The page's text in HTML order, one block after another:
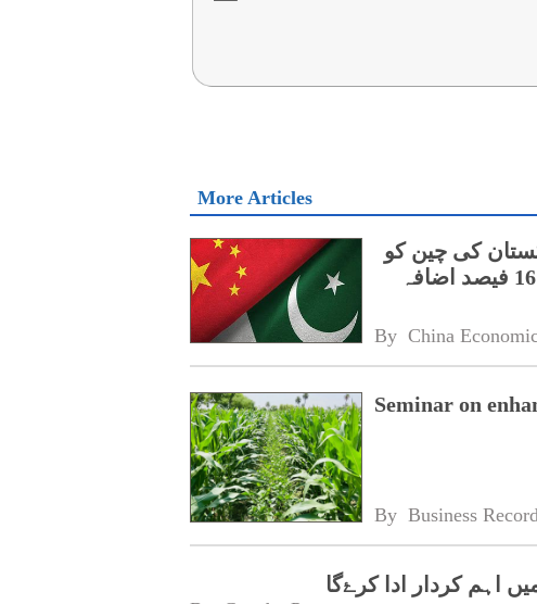
More Articles
5 ماہ میں پاکستان کی چین کو
By China
Seminar on
By Business
اہم کردار ادا کرۓگا